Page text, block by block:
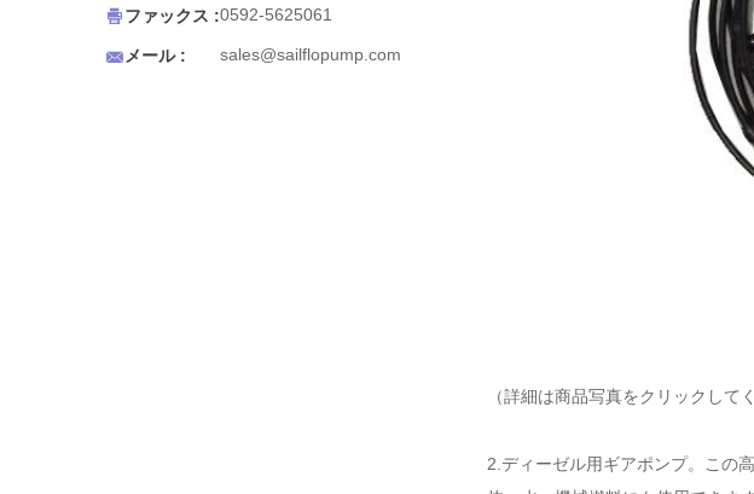
（詳細は商品写真をクリックして
2.ディーゼル用ギアポンプ。この
とするあらゆる用途で機能する
ように設計されています。 BW
ファックス :0592-5625061
 メール : sales@sailflopump.com